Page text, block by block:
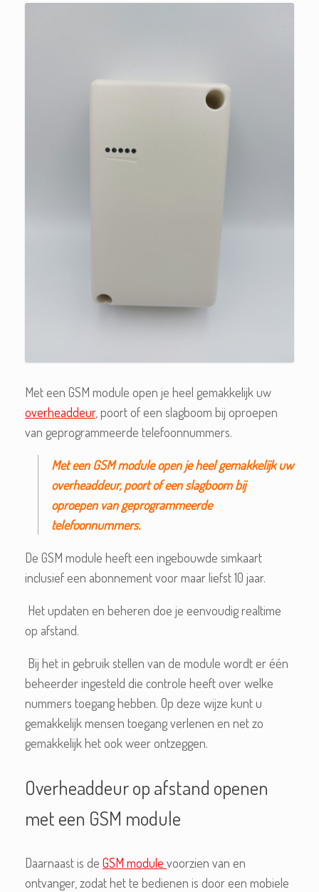
Met een GSM module open je heel gemakkelijk uw
overheaddeur, poort of een slagboom bij oproepen
van geprogrammeerde telefoonnummers.
Met een GSM module open je heel gemakkelijk uw
overheaddeur, poort of een slagboom bij
oproepen van geprogrammeerde
telefoonnummers.
De GSM module heeft een ingebouwde simkaart
inclusief een abonnement voor maar liefst 10 jaar.
Het updaten en beheren doe je eenvoudig realtime
op afstand.
Bij het in gebruik stellen van de module wordt er één
beheerder ingesteld die controle heeft over welke
nummers toegang hebben. Op deze wijze kunt u
gemakkelijk mensen toegang verlenen en net zo
gemakkelijk het ook weer ontzeggen.
Overheaddeur op afstand openen
met een GSM module
Daarnaast is de GSM module voorzien van en
ontvanger, zodat het te bedienen is door een mobiele